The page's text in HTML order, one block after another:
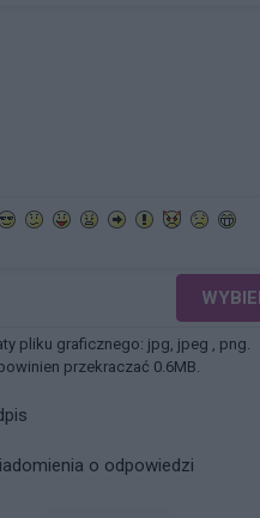
pliku graficznego: jpg, jpeg , png.
przekraczać 0.6MB.
o odpowiedzi